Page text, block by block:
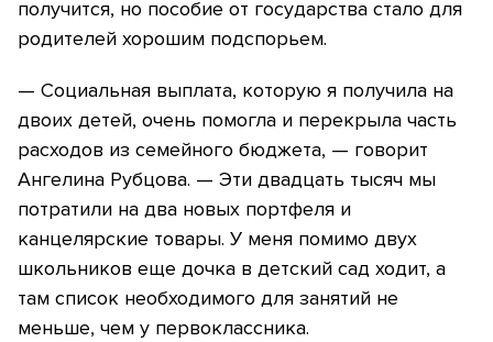
получится, но пособие от государства стало для
родителей хорошим подспорьем.
— Социальная выплата, которую я получила на
двоих детей, очень помогла и перекрыла часть
расходов из семейного бюджета, — говорит
Ангелина Рубцова. — Эти двадцать тысяч мы
потратили на два новых портфеля и
канцелярские товары. У меня помимо двух
школьников еще дочка в детский сад ходит, а
там список необходимого для занятий не
меньше, чем у первоклассника.